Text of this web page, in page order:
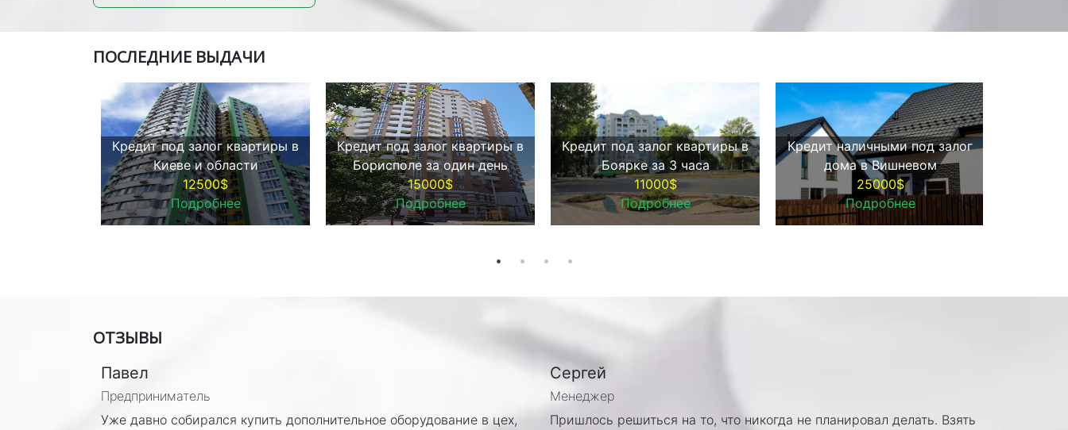
ПOСЛЕДНИЕ ВЫДАЧИ
Кредит под залог квартиры в
Киеве и области
12500$
Подробнее
Кредит под залог квартиры в
Борисполе за один день
15000$
Подробнее
Кредит под залог квартиры в
Боярке за 3 часа
11000$
Подробнее
Кредит наличными под залог
дома в Вишневом
25000$
Подробнее
ОТЗЫВЫ
Павел
Предприниматель
Уже давно собирался купить дополнительное оборудование в цех,
Сергей
Менеджер
Пришлось решиться на то, что никогда не планировал делать. Взять